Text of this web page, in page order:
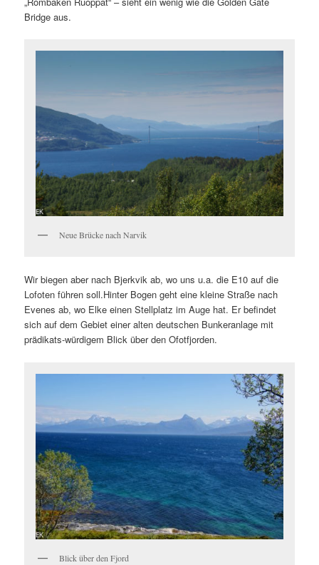
Bridge aus.
Neue Brücke nach Narvik
Wir biegen aber nach Bjerkvik ab, wo uns u.a. die E10 auf die
Lofoten führen soll.Hinter Bogen geht eine kleine Straße nach
Evenes ab, wo Elke einen Stellplatz im Auge hat. Er befindet
sich auf dem Gebiet einer alten deutschen Bunkeranlage mit
prädikats-würdigem Blick über den Ofotfjorden.
Blick über den Fjord